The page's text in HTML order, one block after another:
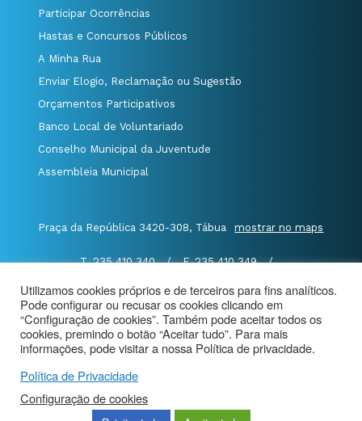
Participar Ocorrências
Hastas e Concursos Públicos
A Minha Rua
Enviar Elogio, Reclamação ou Sugestão
Orçamentos Participativos
Banco Local de Voluntariado
Conselho Municipal da Juventude
Assembleia Municipal
Praça da República 3420-308, Tábua mostrar no maps
T. 235 410 340 / F. 235 410 349
/
@Município de Tábua | Mapa do Portal
|
Politica de Privacidade
|
Aviso de Privacidade - Videovigilância
Utilizamos cookies próprios e de terceiros para fins analíticos.
Pode configurar ou recusar os cookies clicando em
“Configuração de cookies”. Também pode aceitar todos os
cookies, premindo o botão “Aceitar tudo”. Para mais
informações, pode visitar a nossa Política de privacidade.
Política de Privacidade
Configuração de cookies